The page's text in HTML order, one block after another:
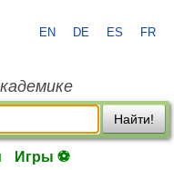
EN DE ES FR
Найти!
Игры ⚽